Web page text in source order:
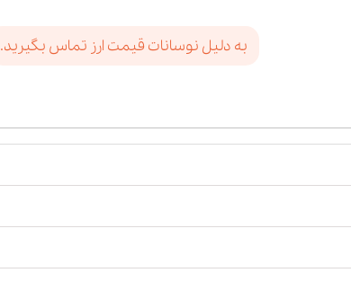
به دلیل نوسانات قیمت ارز تماس بگیرید.